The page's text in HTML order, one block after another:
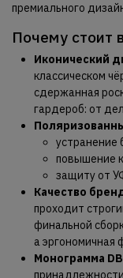
премиального
Почему стоит
Иконический
классическом
сдержанная
гардероб: от
устранение
повышение
защиту от
Качество
проходит
финальной
а эргономичная
Монограмма